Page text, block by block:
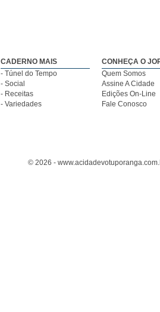
CADERNO MAIS
- Túnel do Tempo
- Social
- Receitas
- Variedades
CONHEÇA O
Quem Somos
Assine A Cidade
Edições On-Line
Fale Conosco
© 2026 -